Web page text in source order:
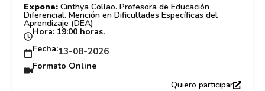
Expone: Cinthya Collao. Profesora de Educación
Diferencial. Mención en Dificultades Específicas del
Aprendizaje (DEA)
Hora: 19:00 horas.
Fecha:13-08-2026
Formato Online
Quiero participar